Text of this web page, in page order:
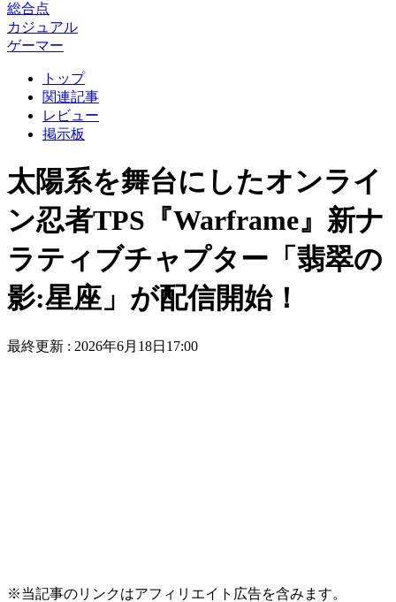
総合点
カジュアル
ゲーマー
トップ
関連記事
レビュー
掲示板
太陽系を舞台にしたオンライ
ン忍者TPS『Warframe』新ナ
ラティブチャプター「翡翠の
影:星座」が配信開始！
最終更新 : 2026年6月18日17:00
※当記事のリンクはアフィリエイト広告を含みます。